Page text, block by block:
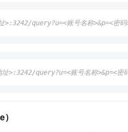
>:3242/query?u=<账号名称>&p=<密码
>:3242/query?u=<账号名称>&p=<密